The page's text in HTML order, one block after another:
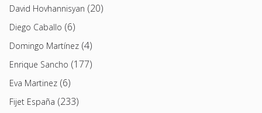
David Hovhannisyan (20)
Diego Caballo (6)
Domingo Martínez (4)
Enrique Sancho (177)
Eva Martinez (6)
Fijet España (233)